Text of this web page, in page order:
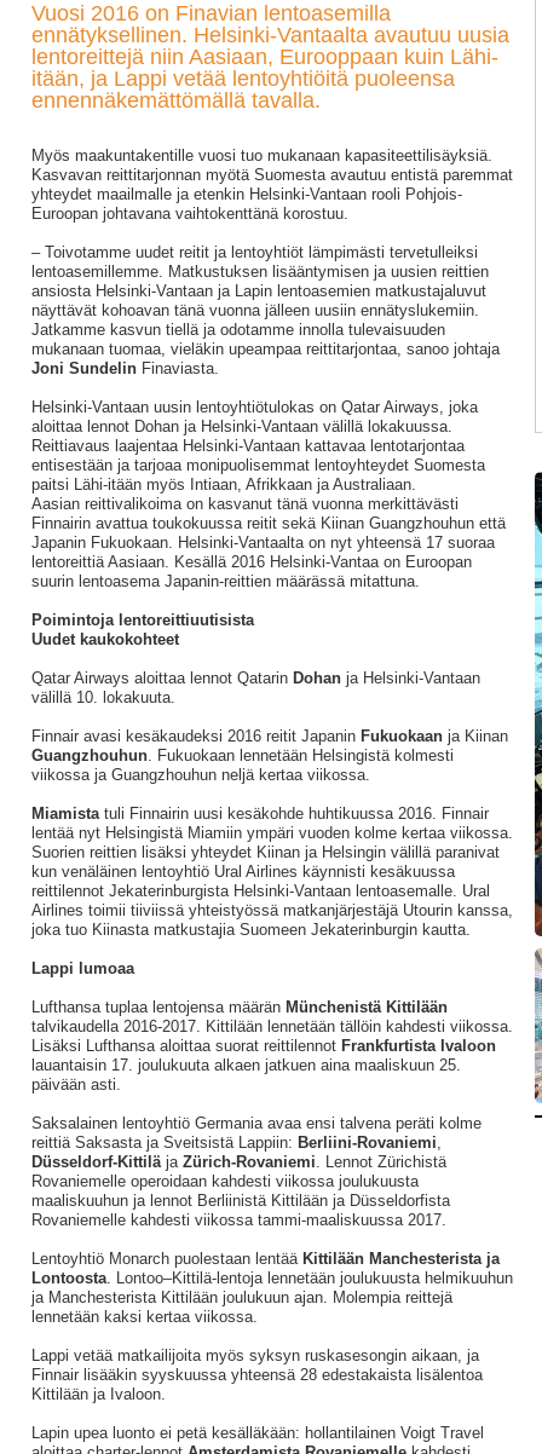
Vuosi 2016 on Finavian lentoasemilla
ennätyksellinen. Helsinki-Vantaalta avautuu uusia
lentoreittejä niin Aasiaan, Eurooppaan kuin Lähi-
itään, ja Lappi vetää lentoyhtiöitä puoleensa
ennennäkemättömällä tavalla.
Myös maakuntakentille vuosi tuo mukanaan kapasiteettilisäyksiä.
Kasvavan reittitarjonnan myötä Suomesta avautuu entistä paremmat
yhteydet maailmalle ja etenkin Helsinki-Vantaan rooli Pohjois-
Euroopan johtavana vaihtokenttänä korostuu.
– Toivotamme uudet reitit ja lentoyhtiöt lämpimästi tervetulleiksi
lentoasemillemme. Matkustuksen lisääntymisen ja uusien reittien
ansiosta Helsinki-Vantaan ja Lapin lentoasemien matkustajaluvut
näyttävät kohoavan tänä vuonna jälleen uusiin ennätyslukemiin.
Jatkamme kasvun tiellä ja odotamme innolla tulevaisuuden
mukanaan tuomaa, vieläkin upeampaa reittitarjontaa, sanoo johtaja
Joni SundelinFinaviasta.
Helsinki-Vantaan uusin lentoyhtiötulokas on Qatar Airways, joka
aloittaa lennot Dohan ja Helsinki-Vantaan välillä lokakuussa.
Reittiavaus laajentaa Helsinki-Vantaan kattavaa lentotarjontaa
entisestään ja tarjoaa monipuolisemmat lentoyhteydet Suomesta
paitsi Lähi-itään myös Intiaan, Afrikkaan ja Australiaan.
Aasian reittivalikoima on kasvanut tänä vuonna merkittävästi
Finnairin avattua toukokuussa reitit sekä Kiinan Guangzhouhun että
Japanin Fukuokaan. Helsinki-Vantaalta on nyt yhteensä 17 suoraa
lentoreittiä Aasiaan. Kesällä 2016 Helsinki-Vantaa on Euroopan
suurin lentoasema Japanin-reittien määrässä mitattuna.
Poimintoja lentoreittiuutisista
Uudet kaukokohteet
Qatar Airways aloittaa lennot Qatarin Dohanja Helsinki-Vantaan
välillä 10. lokakuuta.
Finnair avasi kesäkaudeksi 2016 reitit Japanin Fukuokaanja Kiinan
Guangzhouhun. Fukuokaan lennetään Helsingistä kolmesti
viikossa ja Guangzhouhun neljä kertaa viikossa.
Miamistatuli Finnairin uusi kesäkohde huhtikuussa 2016. Finnair
lentää nyt Helsingistä Miamiin ympäri vuoden kolme kertaa viikossa.
Suorien reittien lisäksi yhteydet Kiinan ja Helsingin välillä paranivat
kun venäläinen lentoyhtiö Ural Airlines käynnisti kesäkuussa
reittilennot Jekaterinburgista Helsinki-Vantaan lentoasemalle. Ural
Airlines toimii tiiviissä yhteistyössä matkanjärjestäjä Utourin kanssa,
joka tuo Kiinasta matkustajia Suomeen Jekaterinburgin kautta.
Lappi lumoaa
Lufthansa tuplaa lentojensa määrän Münchenistä Kittilään
talvikaudella 2016-2017. Kittilään lennetään tällöin kahdesti viikossa.
Lisäksi Lufthansa aloittaa suorat reittilennot Frankfurtista Ivaloon
lauantaisin 17. joulukuuta alkaen jatkuen aina maaliskuun 25.
päivään asti.
Saksalainen lentoyhtiö Germania avaa ensi talvena peräti kolme
reittiä Saksasta ja Sveitsistä Lappiin: Berliini-Rovaniemi,
Düsseldorf-Kittilä ja Zürich-Rovaniemi. Lennot Zürichistä
Rovaniemelle operoidaan kahdesti viikossa joulukuusta
maaliskuuhun ja lennot Berliinistä Kittilään ja Düsseldorfista
Rovaniemelle kahdesti viikossa tammi-maaliskuussa 2017.
Lentoyhtiö Monarch puolestaan lentää Kittilään Manchesterista ja
Lontoosta. Lontoo–Kittilä-lentoja lennetään joulukuusta helmikuuhun
ja Manchesterista Kittilään joulukuun ajan. Molempia reittejä
lennetään kaksi kertaa viikossa.
Lappi vetää matkailijoita myös syksyn ruskasesongin aikaan, ja
Finnair lisääkin syyskuussa yhteensä 28 edestakaista lisälentoa
Kittilään ja Ivaloon.
Lapin upea luonto ei petä kesälläkään: hollantilainen Voigt Travel